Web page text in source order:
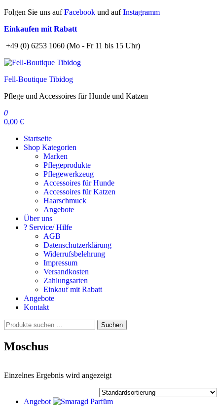
Zum
springen
Folgen Sie uns aufFacebook und aufInstagramm
Einkaufen mit Rabatt
+49 (0) 6253 1060 (Mo - Fr 11 bis 15 Uhr)
Fell-Boutique Tibidog
Pflege und Accessoires für Hunde und Katzen
0
0,00 €
Startseite
Shop Kategorien
Marken
Pflegeprodukte
Pflegewerkzeug
Accessoires für Hunde
Accessoires für Katzen
Haarschmuck
Angebote
Über uns
? Service/ Hilfe
AGB
Datenschutzerklärung
Widerrufsbelehrung
Impressum
Versandkosten
Zahlungsarten
Einkauf mit Rabatt
Angebote
Kontakt
Suchen
nach:
Suchen
Moschus
Einzelnes Ergebnis wird angezeigt
Angebot